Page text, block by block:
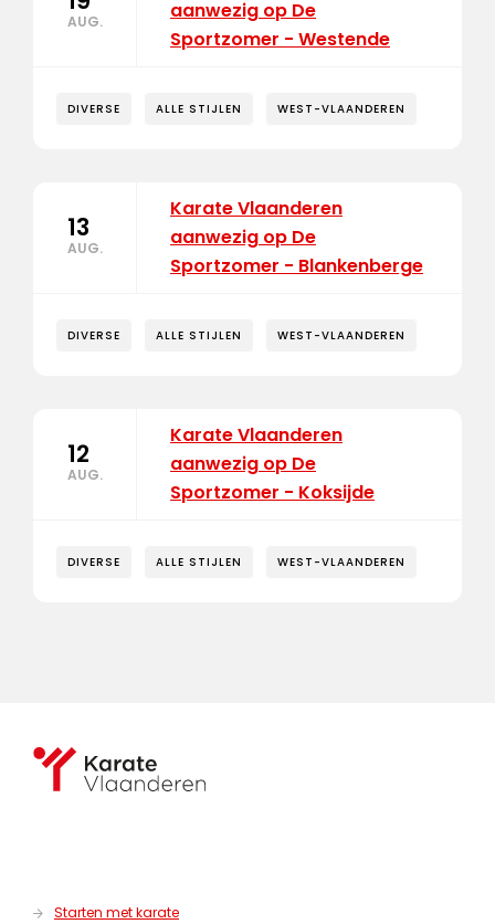
AUG.
aanwezig op De
Sportzomer - Westende
DIVERSE ALLE STIJLEN WEST-VLAANDEREN
13
AUG.
Karate Vlaanderen
aanwezig op De
Sportzomer - Blankenberge
DIVERSE ALLE STIJLEN WEST-VLAANDEREN
12
AUG.
Karate Vlaanderen
aanwezig op De
Sportzomer - Koksijde
DIVERSE ALLE STIJLEN WEST-VLAANDEREN
Starten met karate